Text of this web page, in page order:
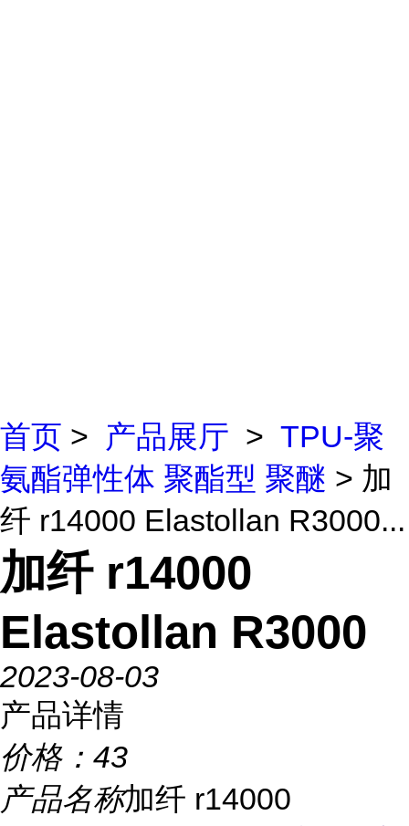
首页 > 产品展厅 > TPU-聚
氨酯弹性体 聚酯型 聚醚 > 加
纤 r14000 Elastollan R3000...
加纤 r14000
Elastollan R3000
2023-08-03
产品详情
价格： 43
产品名称加纤 r14000